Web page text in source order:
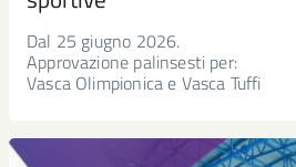
Dal 25 giugno 2026.
Approvazione palinsesti per:
Vasca Olimpionica e Vasca Tuffi